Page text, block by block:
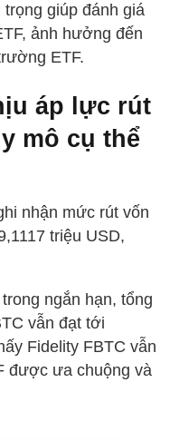
giúp đánh giá
ảnh hưởng đến
ETF.
áp lực rút
mô cụ thể
nhận mức rút vốn
triệu USD,
ngắn hạn, tổng
vẫn đạt tới
Fidelity FBTC vẫn
được ưa chuộng và